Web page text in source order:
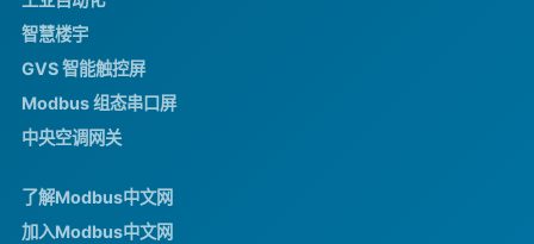
智慧楼宇
GVS 智能触控屏
Modbus 组态串口屏
中央空调网关
了解Modbus中文网
加入Modbus中文网